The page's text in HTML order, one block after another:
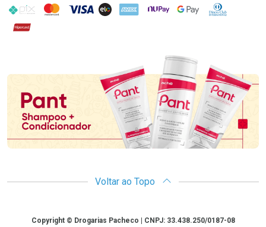
PIX MasterCard
VISA ELO AMEX NuPay Google PayDiners Club
Hipercard
Voltar ao Topo
CopyrightCopyright © Drogarias Pacheco | CNPJ: 33.438.250/0187-08